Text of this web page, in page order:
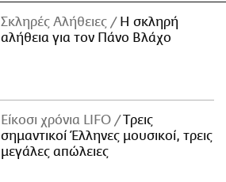
Σκληρές Αλήθειες
H σκληρή
αλήθεια για τον Πάνο Βλάχο
Είκοσι χρόνια LIFO
Tρεις
σημαντικοί Έλληνες μουσικοί, τρεις
μεγάλες απώλειες